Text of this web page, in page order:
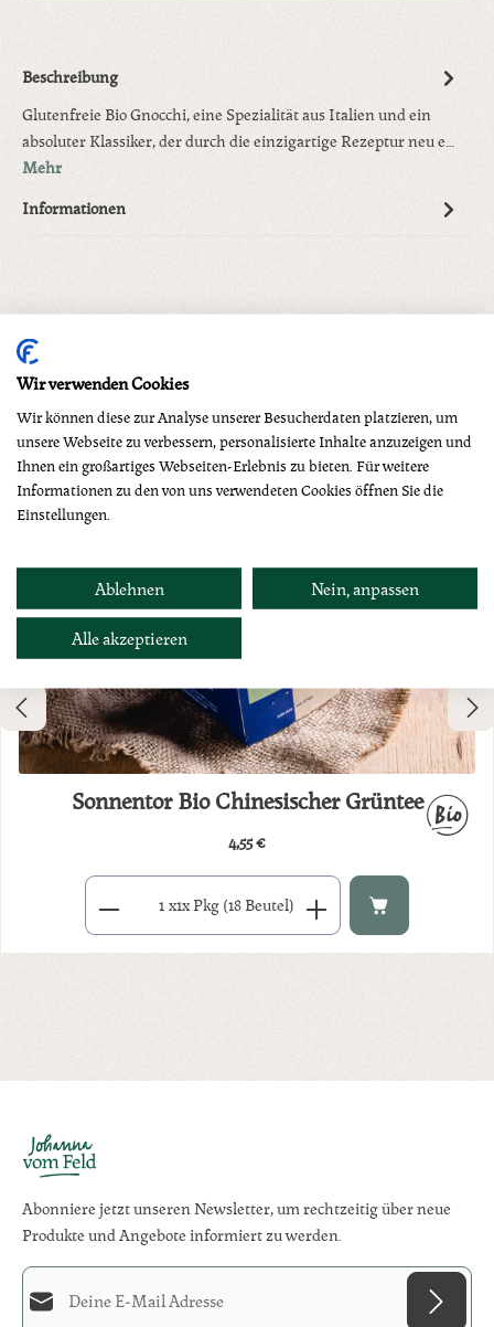
Wir verwenden Cookies
Wir können diese zur Analyse unserer Besucherdaten platzieren, um
unsere Webseite zu verbessern, personalisierte Inhalte anzuzeigen und
Ihnen ein großartiges Webseiten-Erlebnis zu bieten. Für weitere
Informationen zu den von uns verwendeten Cookies öffnen Sie die
Einstellungen.
Ablehnen Nein, anpassen
Alle akzeptieren
Beschreibung
Glutenfreie Bio Gnocchi, eine Spezialität aus Italien und ein
absoluter Klassiker, der durch die einzigartige Rezeptur neu e…
Mehr
Informationen
Produktgalerie überspringen
Dazu empfehlen wir
Sonnentor Bio Chinesischer Grüntee
Regulärer Preis:
4,55 €
Produkt Anzahl: Gib den gewünschten Wert ein oder benutze
x1x Pkg (18 Beutel)
Abonniere jetzt unseren Newsletter, um rechtzeitig über neue
Produkte und Angebote informiert zu werden.
E-Mail-Adresse*